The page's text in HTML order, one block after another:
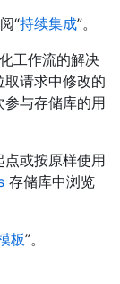
“持续集成”。
工作流的解决
请求中修改的
与存储库的用
或按原样使用
存储库中浏览
板”。